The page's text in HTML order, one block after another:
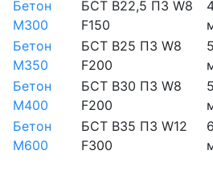
Бетон
М300
БСТ В22,5 П3 W8
F150
Бетон
М350
БСТ В25 П3 W8
F200
Бетон
М400
БСТ В30 П3 W8
F200
Бетон
М600
БСТ В35 П3 W12
F300